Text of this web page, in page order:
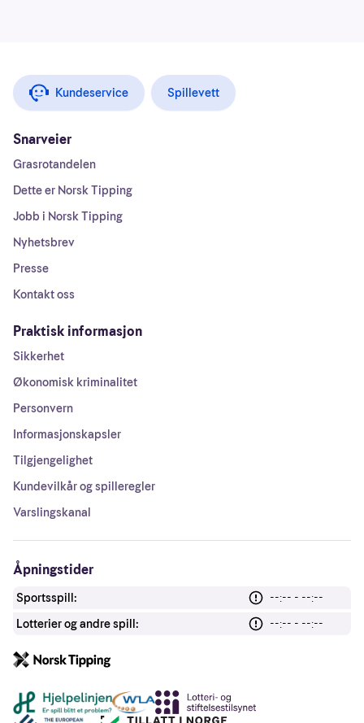
Kundeservice Spillevett
Snarveier
Grasrotandelen
Dette er Norsk Tipping
Jobb i Norsk Tipping
Nyhetsbrev
Presse
Kontakt oss
Praktisk informasjon
Sikkerhet
Økonomisk kriminalitet
Personvern
Informasjonskapsler
Tilgjengelighet
Kundevilkår og spilleregler
Varslingskanal
Åpningstider
Sportsspill:
--:-- - --:--
Lotterier og andre spill:
--:-- - --:--
Andre lenker